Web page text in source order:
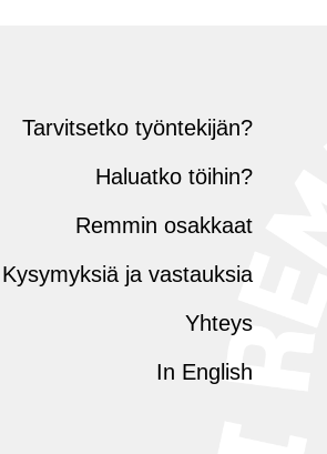
Tarvitsetko työntekijän?
Haluatko töihin?
Remmin osakkaat
Kysymyksiä ja vastauksia
Yhteys
In English